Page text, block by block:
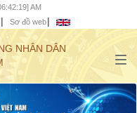
AM
Sơ đồ web
NHÂN DÂN